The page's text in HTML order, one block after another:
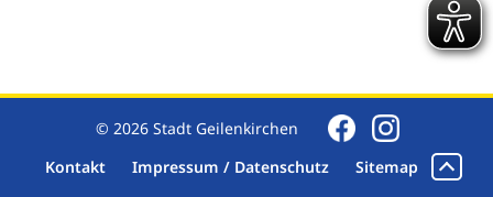
© 2026 Stadt Geilenkirchen
Kontakt
Impressum / Datenschutz Sitemap